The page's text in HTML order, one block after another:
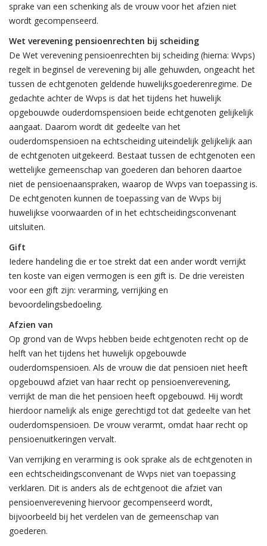
sprake van een schenking als de vrouw voor het afzien niet
wordt gecompenseerd.
Wet verevening pensioenrechten bij scheiding
De Wet verevening pensioenrechten bij scheiding (hierna: Wvps)
regelt in beginsel de verevening bij alle gehuwden, ongeacht het
tussen de echtgenoten geldende huwelijksgoederenregime. De
gedachte achter de Wvps is dat het tijdens het huwelijk
opgebouwde ouderdomspensioen beide echtgenoten gelijkelijk
aangaat. Daarom wordt dit gedeelte van het
ouderdomspensioen na echtscheiding uiteindelijk gelijkelijk aan
de echtgenoten uitgekeerd. Bestaat tussen de echtgenoten een
wettelijke gemeenschap van goederen dan behoren daartoe
niet de pensioenaanspraken, waarop de Wvps van toepassing is.
De echtgenoten kunnen de toepassing van de Wvps bij
huwelijkse voorwaarden of in het echtscheidingsconvenant
uitsluiten.
Gift
Iedere handeling die er toe strekt dat een ander wordt verrijkt
ten koste van eigen vermogen is een gift is. De drie vereisten
voor een gift zijn: verarming, verrijking en
bevoordelingsbedoeling.
Afzien van
Op grond van de Wvps hebben beide echtgenoten recht op de
helft van het tijdens het huwelijk opgebouwde
ouderdomspensioen. Als de vrouw die dat pensioen niet heeft
opgebouwd afziet van haar recht op pensioenverevening,
verrijkt de man die het pensioen heeft opgebouwd. Hij wordt
hierdoor namelijk als enige gerechtigd tot dat gedeelte van het
ouderdomspensioen. De vrouw verarmt, omdat haar recht op
pensioenuitkeringen vervalt.
Van verrijking en verarming is ook sprake als de echtgenoten in
een echtscheidingsconvenant de Wvps niet van toepassing
verklaren. Dit is anders als de echtgenoot die afziet van
pensioenverevening hiervoor gecompenseerd wordt,
bijvoorbeeld bij het verdelen van de gemeenschap van
goederen.